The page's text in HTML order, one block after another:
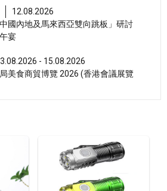
12.08.2026
中國內地及馬來西亞雙向跳板」研討
宴
- 15.08.2026
美食商貿博覽 2026 (香港會議展覽
香港國際茶展 2026 (香港會議展覽
13.08.2026 - 15.08.2026
中醫藥及健康產品會議 2026 (香港
心)